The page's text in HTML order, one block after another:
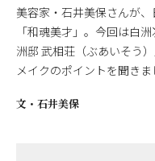
美容家・石井美保さんが
「和魂美才」。今回は白
洲邸 武相荘（ぶあいそう
メイクのポイントを聞き
文・ 石井美保